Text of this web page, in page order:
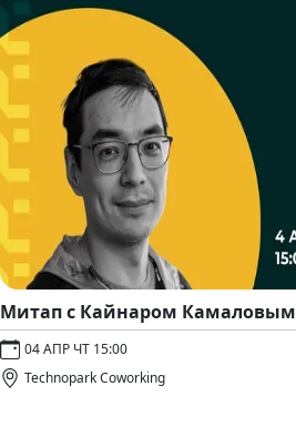
Митап с Кайнаром Камаловым
04 АПР ЧТ 15:00
Technopark Coworking